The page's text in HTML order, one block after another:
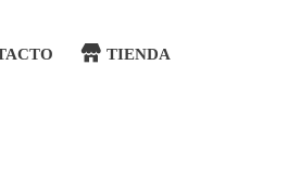
TIENDA